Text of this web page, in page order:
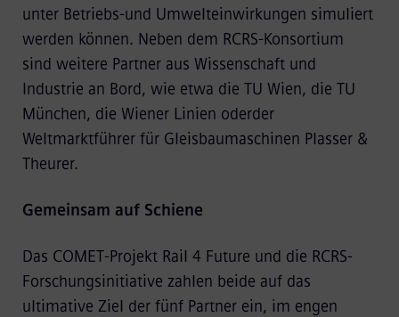
unter Betriebs-und Umwelteinwirkungen simuliert
werden können. Neben dem RCRS-Konsortium
sind weitere Partner aus Wissenschaft und
Industrie an Bord, wie etwa die TU Wien, die TU
München, die Wiener Linien oderder
Weltmarktführer für Gleisbaumaschinen Plasser &
Theurer.
Gemeinsam auf Schiene
Das COMET-Projekt Rail 4 Future und die RCRS-
Forschungsinitiative zahlen beide auf das
ultimative Ziel der fünf Partner ein, im engen